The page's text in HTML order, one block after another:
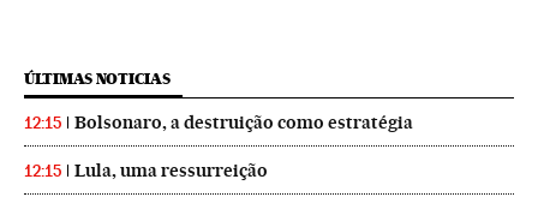
ÚLTIMAS NOTICIAS
12:15 Bolsonaro, a destruição como estratégia
12:15 Lula, uma ressurreição